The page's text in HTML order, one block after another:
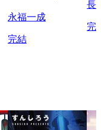
永福一成
完結
長
完